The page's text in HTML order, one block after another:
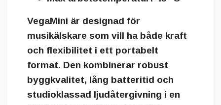
VegaMini är designad för
musikälskare som vill ha både kraft
och flexibilitet i ett portabelt
format. Den kombinerar robust
byggkvalitet, lång batteritid och
studioklassad ljudåtergivning i en